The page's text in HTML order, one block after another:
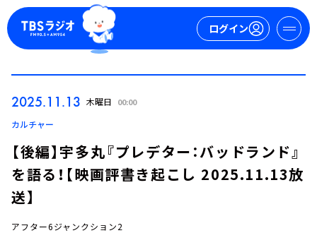
ログイン
2025.11.13 木曜日 00:00
カルチャー
【後編】宇多丸『プレデター：バッドランド』
を語る！【映画評書き起こし 2025.11.13放
送】
アフター6ジャンクション2